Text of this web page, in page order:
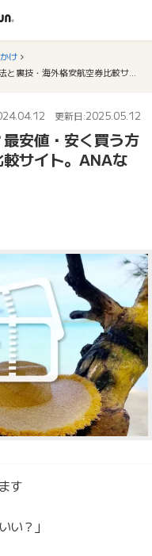
け
更新日:2025.05.12
安値・安く買う方
サイト。ANAな
す
い？」